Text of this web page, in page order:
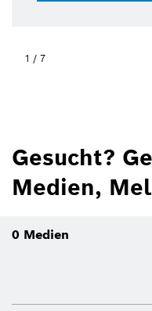
1 / 7
Gesucht?
Medien,
0 Medien